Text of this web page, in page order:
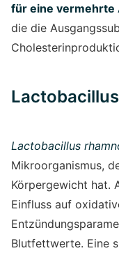
für eine vermehrte
die die
Lactobacillus
Mikroorganismus,
Körpergewicht hat.
Einfluss auf
Blutfettwerte. Eine